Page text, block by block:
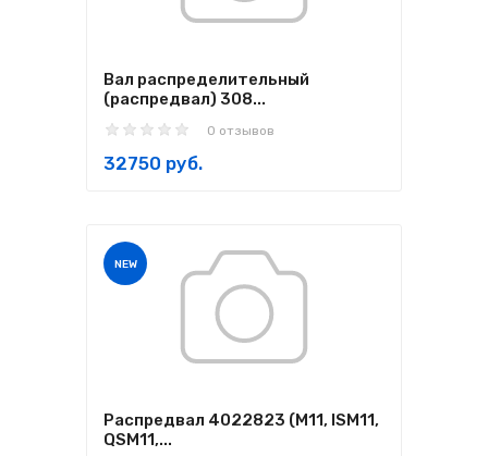
Вал распределительный
(распредвал) 308...
0 отзывов
32750 руб.
NEW
Распредвал 4022823 (М11, ISM11,
QSM11,...